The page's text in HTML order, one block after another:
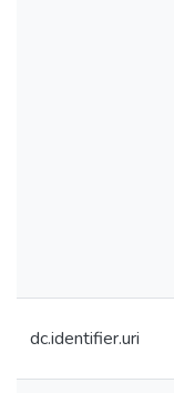
dc.identifier.uri